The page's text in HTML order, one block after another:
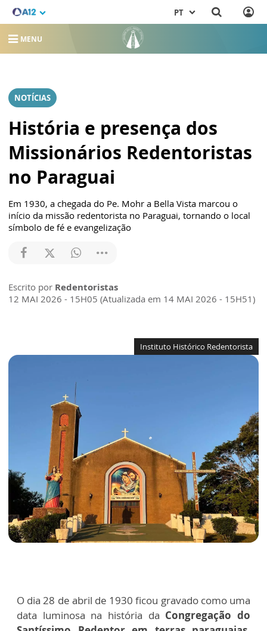
PT
MENU
NOTÍCIAS
História e presença dos
Missionários Redentoristas
no Paraguai
Em 1930, a chegada do Pe. Mohr a Bella Vista marcou o
início da missão redentorista no Paraguai, tornando o local
símbolo de fé e evangelização
Escrito por Redentoristas
12 MAI 2026 - 15H05 (Atualizada em 14 MAI 2026 - 15H51)
Instituto Histórico Redentorista
O dia 28 de abril de 1930 ficou gravado como uma
data luminosa na história da Congregação do